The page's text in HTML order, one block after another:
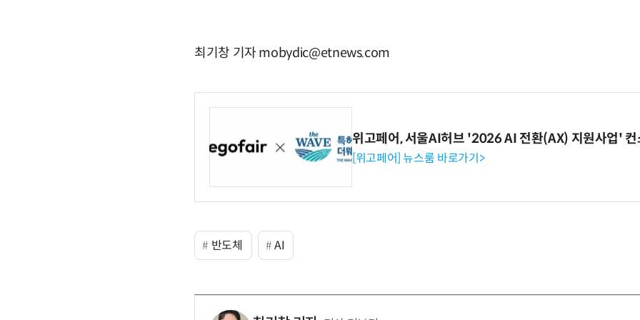
최기창 기자 mobydic@etnews.com
위고페어, 서울AI허브 '2026 AI 전환(AX) 지원사업' 컨
[위고페어] 뉴스룸 바로가기>
반도체 AI